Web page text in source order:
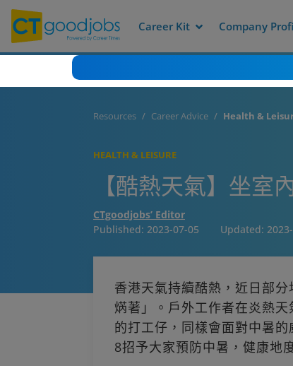
Career Kit Company
Resources Career Advice Health &
HEALTH & LEISURE
【酷熱天氣】坐
CTgoodjobs’ Editor
Published: 2023-07-05 Updated:
香港天氣持續酷熱，近日部
焫著」。戶外工作者在炎熱
的打工仔，同樣會面對中暑
8招予大家預防中暑，健康地